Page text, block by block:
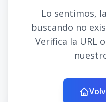
Lo sentimos,
buscando no
Verifica la URL